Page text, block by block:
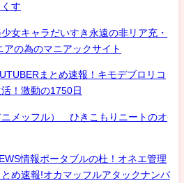
す
女キャラだいすき永遠の非リア充・
の為のマニアックサイト
まとめ速報！キモデブロリコ
！激動の1750日
ニメッフル） ひきこもりニートのオ
情報ポータブルの杜！オネエ管理
め速報!オカマッフルアタックナンバ